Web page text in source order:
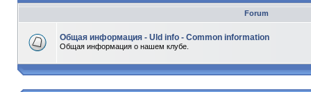
Forum
Общая информация - Uld info - Common information
Общая информация о нашем клубе.